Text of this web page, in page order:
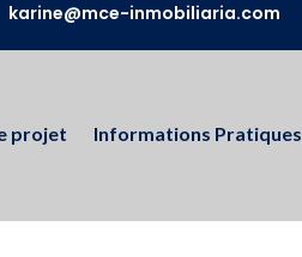
karine@mce-inmobiliaria.com
projet Informations Pratiques